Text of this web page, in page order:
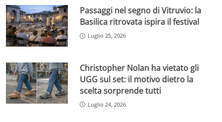
Passaggi nel segno di Vitruvio: la
Basilica ritrovata ispira il festival
Luglio 25, 2026
Christopher Nolan ha vietato gli
UGG sul set: il motivo dietro la
scelta sorprende tutti
Luglio 24, 2026